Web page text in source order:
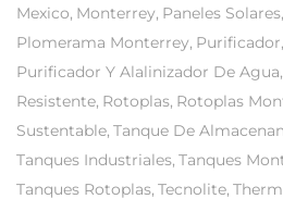
Mexico Monterrey Paneles Solares
Plomerama Monterrey Purificador
Purificador Y Alalinizador De Agua
Resistente Rotoplas Rotoplas
Sustentable Tanque De
Tanques Industriales Tanques
Tanques Rotoplas Tecnolite